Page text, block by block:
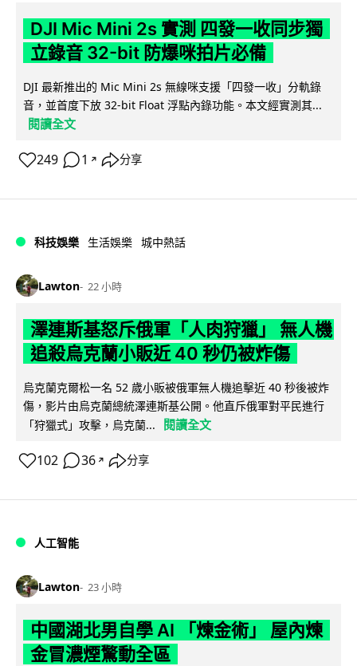
DJI Mic Mini 2s 實測 四發一收同步獨
立錄音 32-bit 防爆咪拍片必備
DJI 最新推出的 Mic Mini 2s 無線咪支援「四發一收」分軌錄
音，並首度下放 32-bit Float 浮點內錄功能。本文經實測其...
閱讀全文
249 1 ↗ 分享
科技娛樂 生活娛樂 城中熱話
Lawton 22 小時
澤連斯基怒斥俄軍「人肉狩獵」 無人機
追殺烏克蘭小販近 40 秒仍被炸傷
烏克蘭克爾松一名 52 歲小販被俄軍無人機追擊近 40 秒後被炸
傷，影片由烏克蘭總統澤連斯基公開。他直斥俄軍對平民進行
「狩獵式」攻擊，烏克蘭...
閱讀全文
102 36 ↗ 分享
人工智能
Lawton 23 小時
中國湖北男自學 AI 「煉金術」 屋內煉
金冒濃煙驚動全區